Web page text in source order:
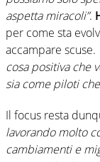
aspetta miracoli”.
per come sta
accampare scuse.
cosa positiva che
sia come piloti
Il focus resta
lavorando molto
cambiamenti e